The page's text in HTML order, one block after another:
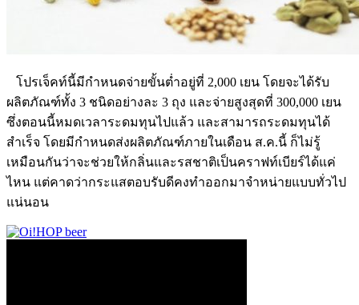
โปรเจ็คท์นี้มีกำหนดจ่ายขั้นต่ำอยู่ที่ 2,000 เยน โดยจะได้รับ
ผลิตภัณฑ์ทั้ง 3 ชนิดอย่างละ 3 ถุง และจ่ายสูงสุดที่ 300,000 เยน
ซึ่งตอนนี้หมดเวลาระดมทุนไปแล้ว และสามารถระดมทุนได้
สำเร็จ โดยมีกำหนดส่งผลิตภัณฑ์ภายในเดือน ส.ค.นี้ ก็ไม่รู้
เหมือนกันว่าจะช่วยให้กลิ่นและรสชาติเป็นคราฟท์เบียร์ได้แค่
ไหน แต่คาดว่ากระแสตอบรับดีคงทำออกมาจำหน่ายแบบทั่วไป
แน่นอน